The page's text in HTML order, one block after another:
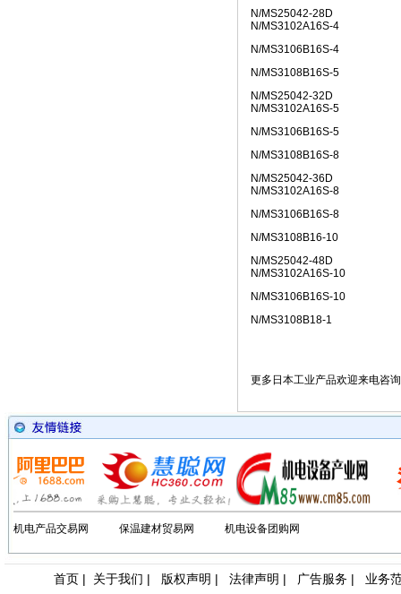
• [网站公告]
• [最新快讯]
• [网站公告]
• [网站公告]
• [最新通知]
• [最新快讯]
• [网站公告]
• [最新快讯]
• [网站公告]
• [网站公告]
• [网站公告]
• [网站公告]
• [网站公告]
• [网站公告] 住友
• [网站公告] 住友电装
• [网站公告] 佐藤制油
N/MS25042-28D
N/MS3102A16S-4
N/MS3106B16S-4
N/MS3108B16S-5
N/MS25042-32D
N/MS3102A16S-5
N/MS3106B16S-5
N/MS3108B16S-8
N/MS25042-36D
N/MS3102A16S-8
N/MS3106B16S-8
N/MS3108B16-10
N/MS25042-48D
N/MS3102A16S-10
N/MS3106B16S-10
N/MS3108B18-1
更多日本工业产品欢迎来电咨
机电产品交易网 保温建材贸易网 机电设备团购网
首页 | 关于我们 | 版权声明 | 法律声明 | 广告服务 | 业务